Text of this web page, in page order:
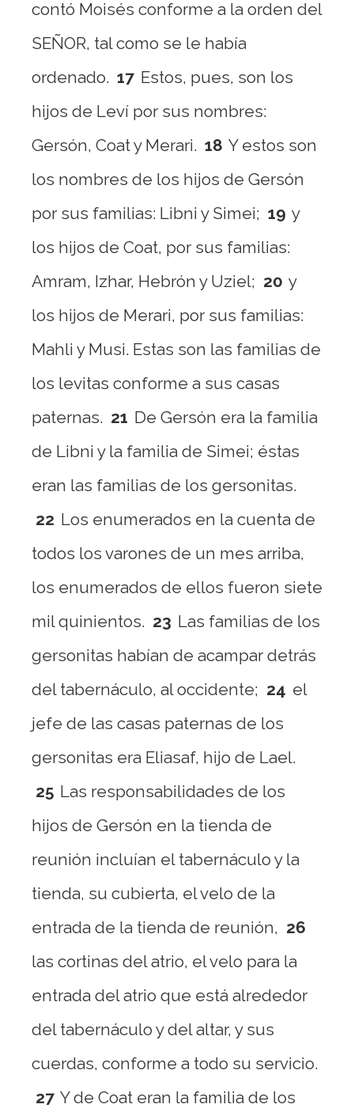
contó Moisés conforme a la orden del
SEÑOR, tal como se le había
ordenado. 17 Estos, pues, son los
hijos de Leví por sus nombres:
Gersón, Coat y Merari. 18 Y estos son
los nombres de los hijos de Gersón
por sus familias: Libni y Simei; 19 y
los hijos de Coat, por sus familias:
Amram, Izhar, Hebrón y Uziel; 20 y
los hijos de Merari, por sus familias:
Mahli y Musi. Estas son las familias de
los levitas conforme a sus casas
paternas. 21 De Gersón era la familia
de Libni y la familia de Simei; éstas
eran las familias de los gersonitas.
22 Los enumerados en la cuenta de
todos los varones de un mes arriba,
los enumerados de ellos fueron siete
mil quinientos. 23 Las familias de los
gersonitas habían de acampar detrás
del tabernáculo, al occidente; 24 el
jefe de las casas paternas de los
gersonitas era Eliasaf, hijo de Lael.
25 Las responsabilidades de los
hijos de Gersón en la tienda de
reunión incluían el tabernáculo y la
tienda, su cubierta, el velo de la
entrada de la tienda de reunión, 26
las cortinas del atrio, el velo para la
entrada del atrio que está alrededor
del tabernáculo y del altar, y sus
cuerdas, conforme a todo su servicio.
27 Y de Coat eran la familia de los